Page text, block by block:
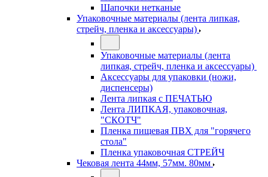
Шапочки нетканые
Упаковочные материалы (лента липкая,
стрейч, пленка и аксессуары)
Упаковочные материалы (лента
липкая, стрейч, пленка и аксессуары)
Аксессуары для упаковки (ножи,
диспенсеры)
Лента липкая с ПЕЧАТЬЮ
Лента ЛИПКАЯ, упаковочная,
"СКОТЧ"
Пленка пищевая ПВХ для "горячего
стола"
Пленка упаковочная СТРЕЙЧ
Чековая лента 44мм, 57мм. 80мм